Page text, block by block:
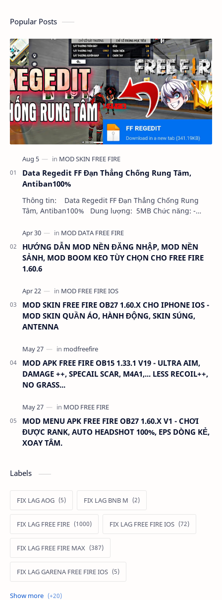
Popular Posts
Data Regedit FF Đạn Thẳng Chống Rung Tâm,
Antiban100%
Thông tin: Data Regedit FF Đạn Thẳng Chống Rung
Tâm, Antiban100% Dung lượng: 5MB Chức năng: -
HƯỚNG DẪN MOD NỀN ĐĂNG NHẬP, MOD NỀN
SẢNH, MOD BOOM KEO TÙY CHỌN CHO FREE FIRE
1.60.6
MOD SKIN FREE FIRE OB27 1.60.X CHO IPHONE IOS -
MOD SKIN QUẦN ÁO, HÀNH ĐỘNG, SKIN SÚNG,
ANTENNA
MOD APK FREE FIRE OB15 1.33.1 V19 - ULTRA AIM,
DAMAGE ++, SPECAIL SCAR, M4A1,... LESS RECOIL++,
NO GRASS...
MOD MENU APK FREE FIRE OB27 1.60.X V1 - CHƠI
ĐƯỢC RANK, AUTO HEADSHOT 100%, EPS DÒNG KẺ,
XOAY TÂM.
Labels
FIX LAG AOG FIX LAG BNB M
FIX LAG FREE FIRE FIX LAG FREE FIRE IOS
FIX LAG FREE FIRE MAX
FIX LAG GARENA FREE FIRE IOS
FIX LAG LIÊN QUÂN MOBILE